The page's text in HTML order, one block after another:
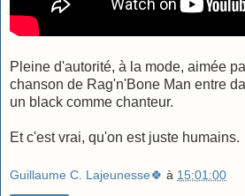
Pleine d'autorité, à la mode, aimée
chanson de Rag'n'Bone Man entre
un black comme chanteur.
Et c'est vrai, qu'on est juste humains.
Guillaume C. Lajeunesse🍀 à 15:01:00